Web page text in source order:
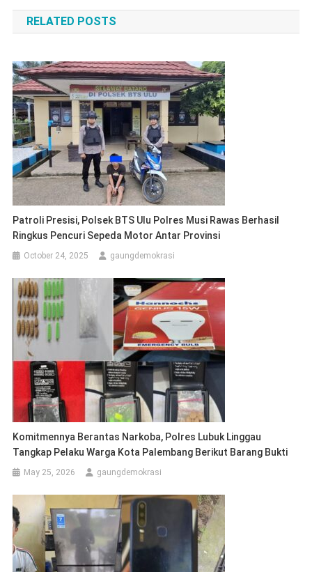
RELATED POSTS
Patroli Presisi, Polsek BTS Ulu Polres Musi Rawas Berhasil
Ringkus Pencuri Sepeda Motor Antar Provinsi
October 24, 2025 gaungdemokrasi
Komitmennya Berantas Narkoba, Polres Lubuk Linggau
Tangkap Pelaku Warga Kota Palembang Berikut Barang Bukti
May 25, 2026 gaungdemokrasi